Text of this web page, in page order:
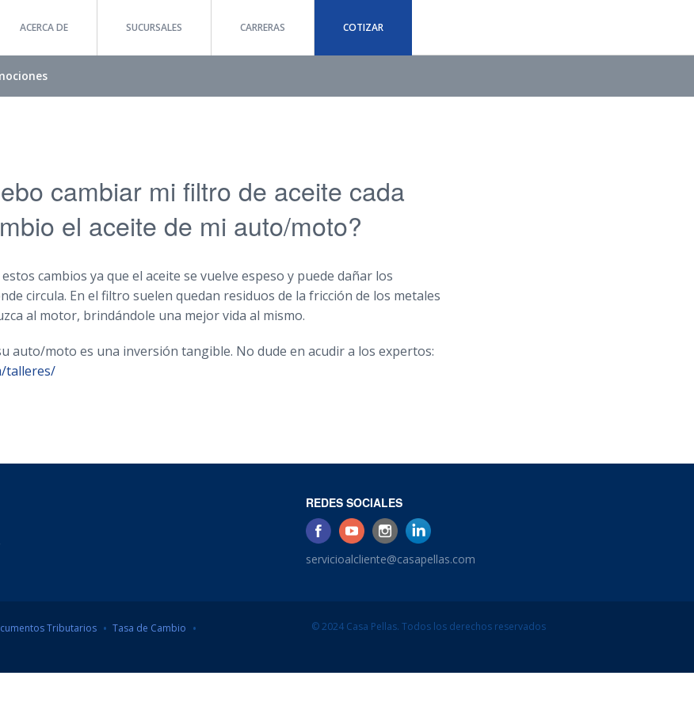
ACERCA DE SUCURSALES CARRERAS COTIZAR
cambiar mi filtro de aceite cada
el aceite de mi auto/moto?
cambios ya que el aceite se vuelve espeso y puede dañar los
circula. En el filtro suelen quedan residuos de la fricción de los metales
al motor, brindándole una mejor vida al mismo.
auto/moto es una inversión tangible. No dude en acudir a los expertos:
talleres/
REDES SOCIALES
servicioalcliente@casapellas.com
Tributarios
Tasa de Cambio
© 2024 Casa Pellas. Todos los derechos reservados